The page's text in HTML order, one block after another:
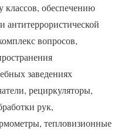
классов, обеспечению
антитеррористической
вопросов,
заведениях
рециркуляторы,
рук,
тепловизионные